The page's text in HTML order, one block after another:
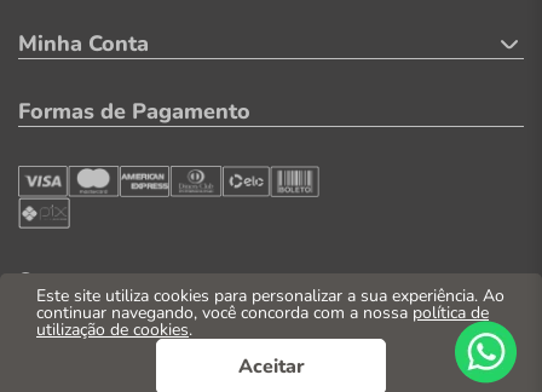
Este site utiliza cookies para personalizar a sua experiência. Ao
continuar navegando, você concorda com a nossapolítica de
utilização de cookies.
Aceitar
Minha Conta
Formas de Pagamento
Segurança